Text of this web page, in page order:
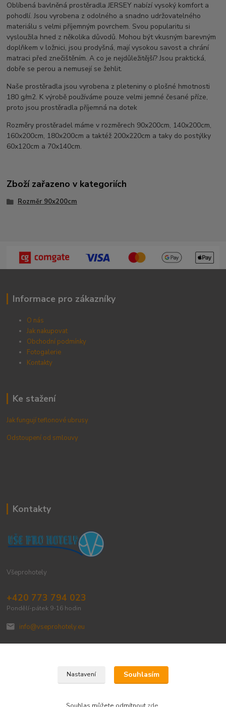
Oblíbená bavlněná prostěradla JERSEY nabízí vysoký komfort a
pohodlí. Jsou vyrobena z odolného a snadno udržovatelného
materiálu s velmi příjemným povrchem. Svou popularitu si
vysloužila hned z několika důvodů. Mohou být vkusným barevným
doplňkem v ložnici, jsou prodyšná, mají vysokou savost a chrání
matraci před znečištěním. A co je nejdůležitější? Jsou praktická,
dobře se perou a nemusejí se žehlit.
Naše prostěradla jsou vyrobena z pleteniny o plošné hmotnosti
180 g/m2. K výrobě používáme pouze velmi jemné česané příze,
proto jsou prostěradla příjemná na dotek
Rozměry prostěradel máme v rozměrech 90x200cm, 140x200cm,
160x200cm, 180x200cm a taktéž 200x220cm a taky do postýlky
60x120cm a 70x140cm.
Zboží zařazeno v kategoriích
Rozměr 90x200cm
Informace pro zákazníky
O nás
Jak nakupovat
Obchodní podmínky
Fotogalerie
Kontakty
Ke stažení
Jak fungují teflonové ubrusy
Odstoupení od smlouvy
Kontakty
Všeprohotely
+420 773 794 023
Pondělí-pátek 9-16 hodin
info@vseprohotely.eu
Upravit sběr cookies.
Nastavení Souhlasím